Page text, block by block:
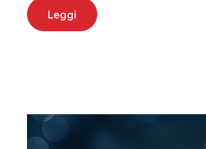
Leggi